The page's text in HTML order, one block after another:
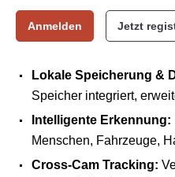
Anmelden Jetzt
Lokale Speicherung &
Speicher integriert,
Intelligente Erkennung:
Menschen, Fahrzeuge,
Cross-Cam Tracking: